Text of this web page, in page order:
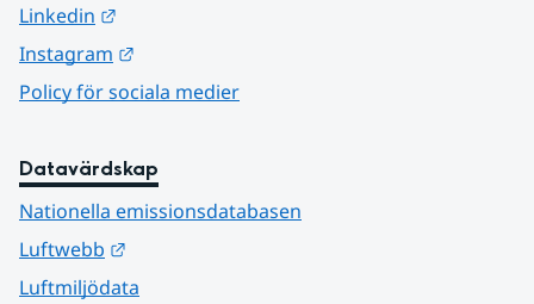
Linkedin
Instagram
Policy för sociala medier
Datavärdskap
Nationella emissionsdatabasen
Luftwebb
Luftmiljödata